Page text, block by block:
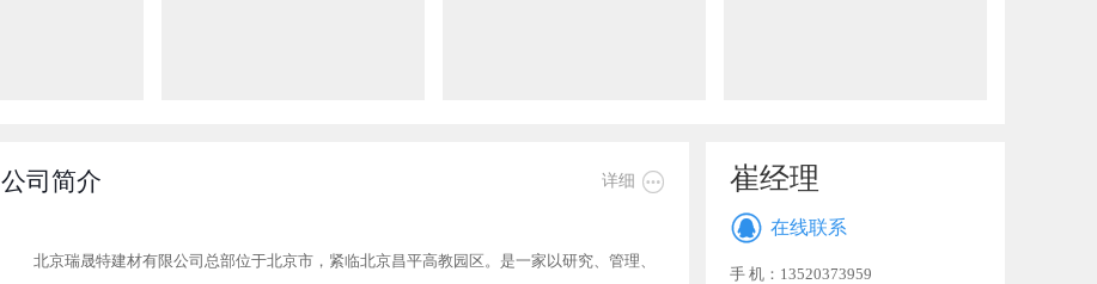
公司简介 详细 
北京瑞晟特建材有限公司总部位于北京市，紧临北京昌平高教园区。是一家以研究、管理、
崔经理
 在线联系
手 机：13520373959